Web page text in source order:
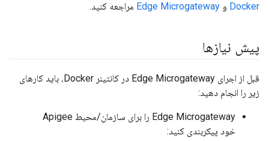
Docker و Edge Microgateway مراجعه کنید.
پیش نیازها
قبل از اجرای Edge Microgateway در کانتینر Docker، باید کارهای
زیر را انجام دهید:
Edge Microgateway را برای سازمان/محیط Apigee
خود پیکربندی کنید: